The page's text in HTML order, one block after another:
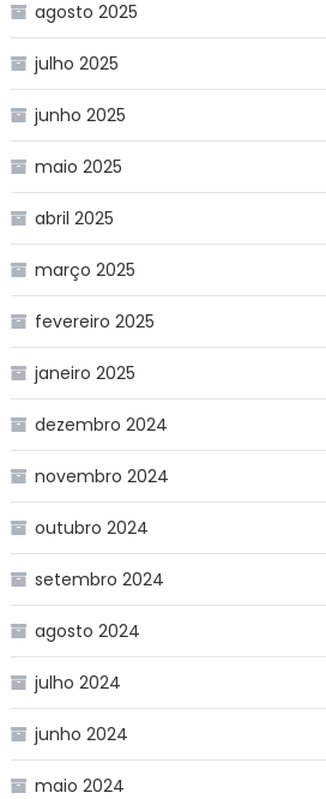
agosto 2025
julho 2025
junho 2025
maio 2025
abril 2025
março 2025
fevereiro 2025
janeiro 2025
dezembro 2024
novembro 2024
outubro 2024
setembro 2024
agosto 2024
julho 2024
junho 2024
maio 2024